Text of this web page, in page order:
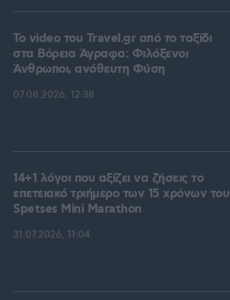
To video του Travel.gr από το ταξίδι
στα Βόρεια Άγραφα: Φιλόξενοι
Άνθρωποι, ανόθευτη Φύση
07.08.2026, 12:38
14+1 λόγοι που αξίζει να ζήσεις το
επετειακό τριήμερο των 15 χρόνων του
Spetses Mini Marathon
31.07.2026, 11:04